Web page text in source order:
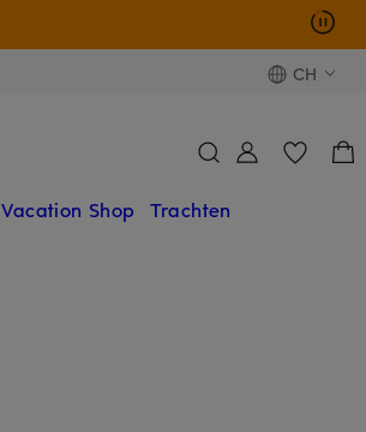
CH
Vacation Shop Trachten